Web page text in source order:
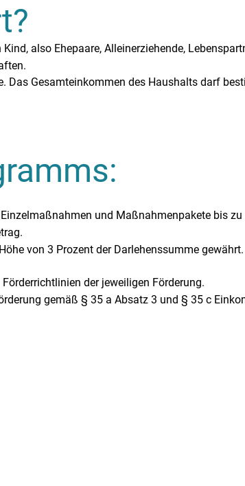
also Ehepaare, Alleinerziehende,
Das Gesamteinkommen des Haushalts darf
und Maßnahmenpakete bis zu
von 3 Prozent der Darlehenssumme gewährt.
der jeweiligen Förderung.
gemäß § 35 a Absatz 3 und § 35 c